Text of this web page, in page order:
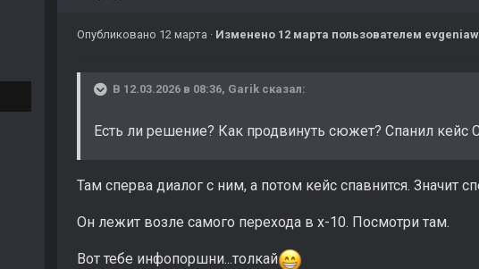
Опубликовано 12 марта · Изменено 12 марта пользователем
В 12.03.2026 в 08:36, Garik сказал:
Есть ли решение? Как продвинуть сюжет? Спанил кейс
Там сперва диалог с ним, а потом кейс спавнится. Значит
Он лежит возле самого перехода в х-10. Посмотри там.
Вот тебе инфопоршни...толкай